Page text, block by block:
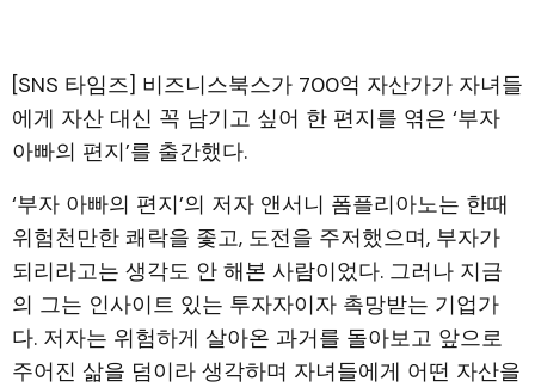
[SNS 타임즈] 비즈니스북스가 700억 자산가가 자녀들
에게 자산 대신 꼭 남기고 싶어 한 편지를 엮은 ‘부자
아빠의 편지’를 출간했다.
‘부자 아빠의 편지’의 저자 앤서니 폼플리아노는 한때
위험천만한 쾌락을 좇고, 도전을 주저했으며, 부자가
되리라고는 생각도 안 해본 사람이었다. 그러나 지금
의 그는 인사이트 있는 투자자이자 촉망받는 기업가
다. 저자는 위험하게 살아온 과거를 돌아보고 앞으로
주어진 삶을 덤이라 생각하며 자녀들에게 어떤 자산을